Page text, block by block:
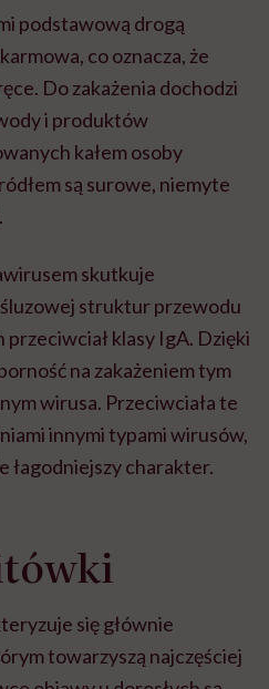
podstawową drogą
co oznacza, że
Do zakażenia dochodzi
i produktów
kałem osoby
są surowe, niemyte
skutkuje
struktur przewodu
klasy IgA. Dzięki
na zakażeniem tym
wirusa. Przeciwciała te
innymi typami wirusów,
łagodniejszy charakter.
się głównie
towarzyszą najczęściej